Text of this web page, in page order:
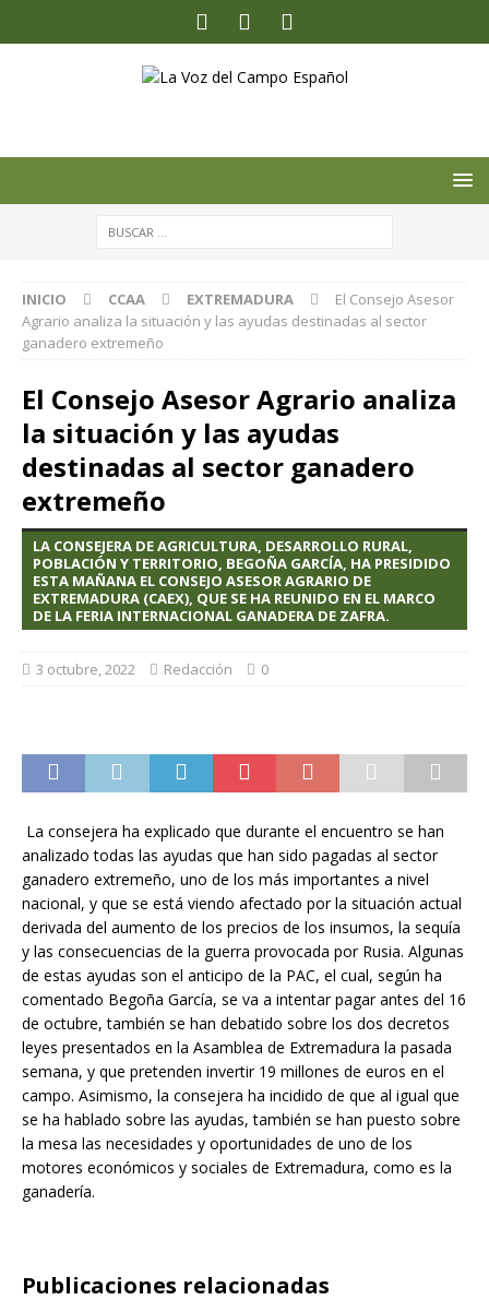
INICIO CCAA EXTREMADURA
El Consejo Asesor
Agrario analiza la situación y las ayudas destinadas al sector
ganadero extremeño
El Consejo Asesor Agrario analiza
la situación y las ayudas
destinadas al sector ganadero
extremeño
LA CONSEJERA DE AGRICULTURA, DESARROLLO RURAL,
POBLACIÓN Y TERRITORIO, BEGOÑA GARCÍA, HA PRESIDIDO
ESTA MAÑANA EL CONSEJO ASESOR AGRARIO DE
EXTREMADURA (CAEX), QUE SE HA REUNIDO EN EL MARCO
DE LA FERIA INTERNACIONAL GANADERA DE ZAFRA.
3 octubre, 2022 Redacción 0
La consejera ha explicado que durante el encuentro se han
analizado todas las ayudas que han sido pagadas al sector
ganadero extremeño, uno de los más importantes a nivel
nacional, y que se está viendo afectado por la situación actual
derivada del aumento de los precios de los insumos, la sequía
y las consecuencias de la guerra provocada por Rusia. Algunas
de estas ayudas son el anticipo de la PAC, el cual, según ha
comentado Begoña García, se va a intentar pagar antes del 16
de octubre, también se han debatido sobre los dos decretos
leyes presentados en la Asamblea de Extremadura la pasada
semana, y que pretenden invertir 19 millones de euros en el
campo. Asimismo, la consejera ha incidido de que al igual que
se ha hablado sobre las ayudas, también se han puesto sobre
la mesa las necesidades y oportunidades de uno de los
motores económicos y sociales de Extremadura, como es la
ganadería.
Publicaciones relacionadas